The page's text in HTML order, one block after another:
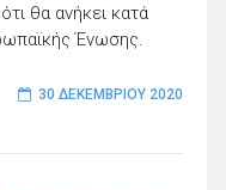
θα ανήκει κατά
Ένωσης.
30 ΔΕΚΕΜΒΡΊΟΥ 2020